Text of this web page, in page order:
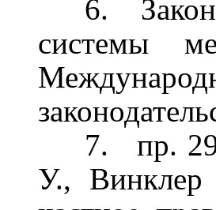
6.
системы
7.
пр.
У.,